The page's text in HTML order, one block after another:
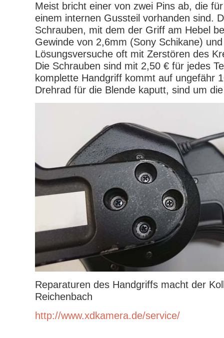
Meist bricht einer von zwei Pins ab, die
einem internen Gussteil vorhanden sind.
Schrauben, mit dem der Griff am Hebel
Gewinde von 2,6mm (Sony Schikane)
Lösungsversuche oft mit Zerstören des
Die Schrauben sind mit 2,50 € für jedes
komplette Handgriff kommt auf ungefähr
Drehrad für die Blende kaputt, sind um
Reparaturen des Handgriffs macht der
Reichenbach
http://www.xdkamera.de/service/